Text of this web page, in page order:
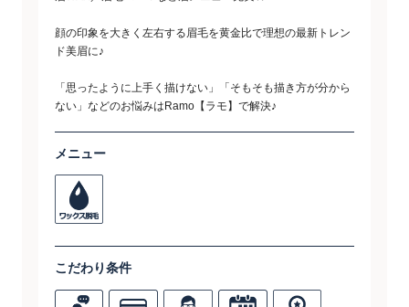
顔の印象を大きく左右する眉毛を黄金比で理想の最新トレン
ド美眉に♪
「思ったように上手く描けない」「そもそも描き方が分から
ない」などのお悩みはRamo【ラモ】で解決♪
メニュー
こだわり条件